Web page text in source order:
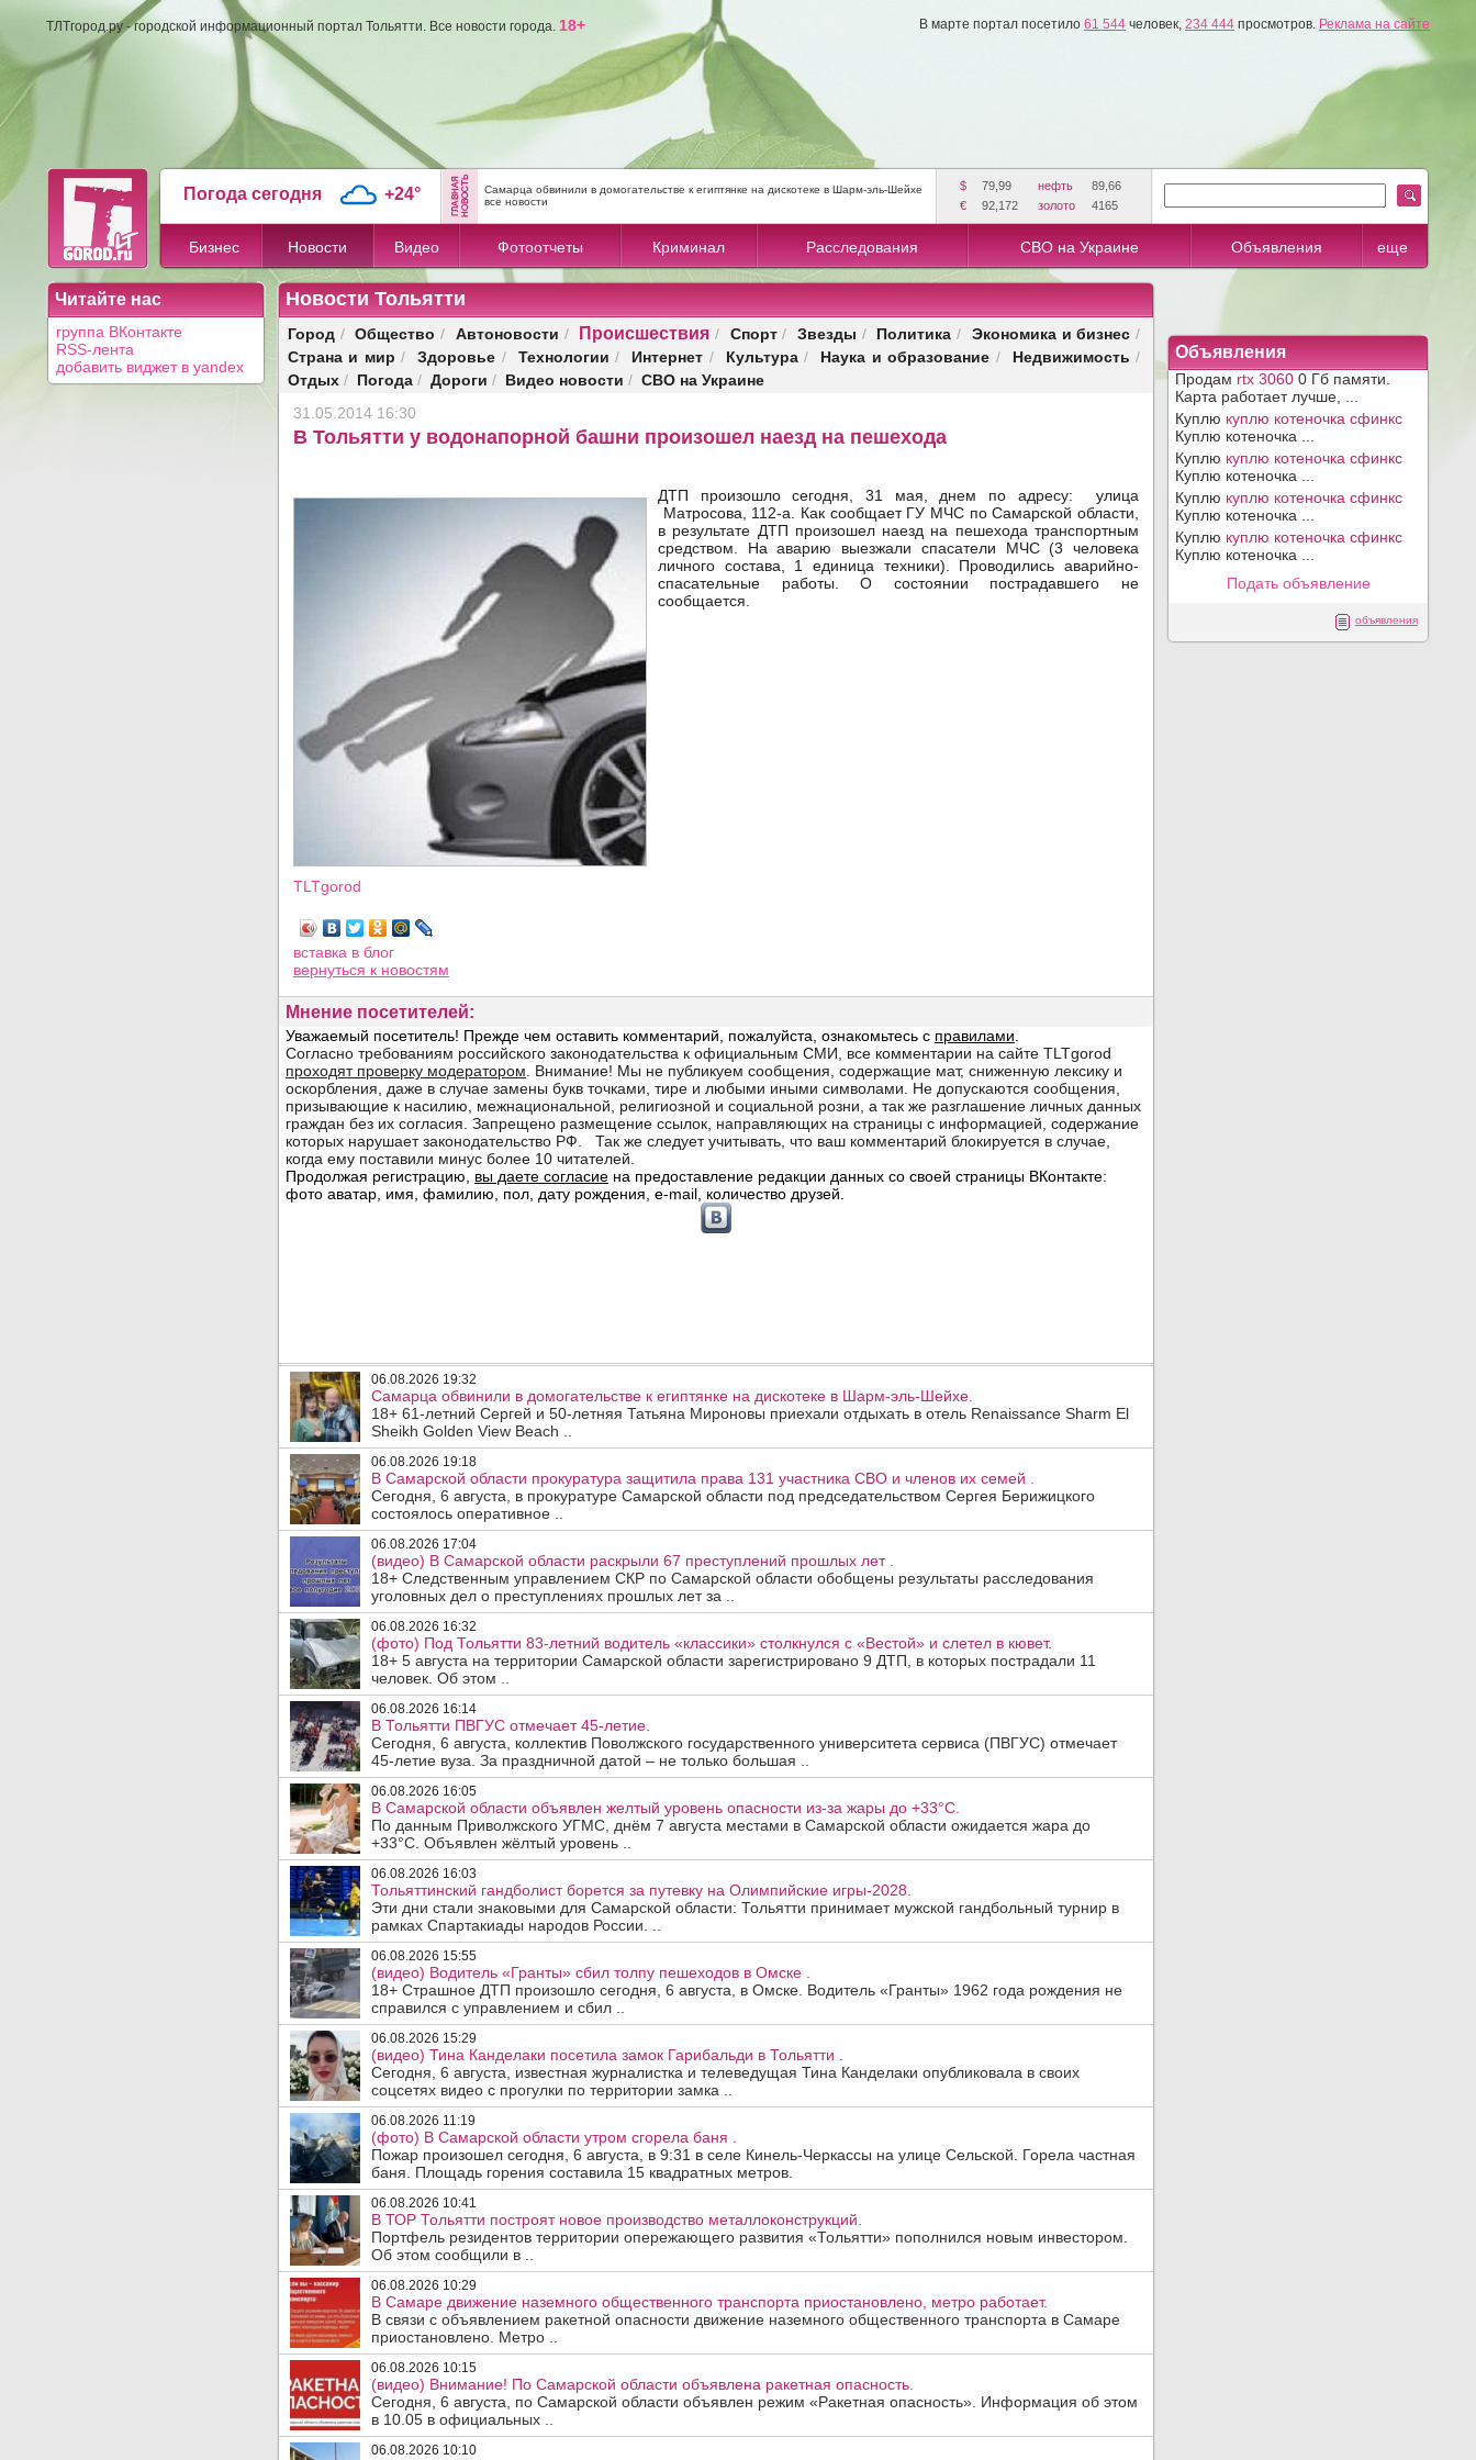
ТЛТгород.ру - городской информационный портал Тольятти. Все новости города. 18+ В марте портал посетило 61 544 человек, 234 444 просмотров. Реклама на сайте
Погода сегодня +24°
Самарца обвинили в домогательстве к египтянке на дискотеке в Шарм-эль-Шейхе
все новости
$ 79,99 нефть
89,66
€
92,172 золото 4165
Бизнес Новости Видео Фотоотчеты Криминал Расследования СВО на Украине Объявления еще
Читайте нас
группа ВКонтакте
RSS-лента
добавить виджет в yandex
Новости Тольятти
Город / Общество / Автоновости / Происшествия / Спорт/ Звезды / Политика / Экономика и бизнес /
Страна и мир / Здоровье / Технологии / Интернет / Культура/ Наука и образование / Недвижимость /
Отдых / Погода / Дороги / Видео новости / СВО на Украине
31.05.2014 16:30
В Тольятти у водонапорной башни произошел наезд на пешехода
ДТП произошло сегодня, 31 мая, днем по адресу: улица
Матросова, 112-а. Как сообщает ГУ МЧС по Самарской области,
в результате ДТП произошел наезд на пешехода транспортным
средством. На аварию выезжали спасатели МЧС (3 человека
личного состава, 1 единица техники). Проводились аварийно-
спасательные работы. О состоянии пострадавшего не
сообщается.
TLTgorod
вставка в блог
вернуться к новостям
Мнение посетителей:
06.08.2026 19:32
Самарца обвинили в домогательстве к египтянке на дискотеке в Шарм-эль-Шейхе.
18+ 61-летний Сергей и 50-летняя Татьяна Мироновы приехали отдыхать в отель Renaissance Sharm El
Sheikh Golden View Beach ..
06.08.2026 19:18
В Самарской области прокуратура защитила права 131 участника СВО и членов их семей .
Сегодня, 6 августа, в прокуратуре Самарской области под председательством Сергея Берижицкого
состоялось оперативное ..
06.08.2026 17:04
(видео) В Самарской области раскрыли 67 преступлений прошлых лет .
18+ Следственным управлением СКР по Самарской области обобщены результаты расследования
уголовных дел о преступлениях прошлых лет за ..
06.08.2026 16:32
(фото) Под Тольятти 83-летний водитель «классики» столкнулся с «Вестой» и слетел в кювет.
18+ 5 августа на территории Самарской области зарегистрировано 9 ДТП, в которых пострадали 11
человек. Об этом ..
06.08.2026 16:14
В Тольятти ПВГУС отмечает 45-летие.
Сегодня, 6 августа, коллектив Поволжского государственного университета сервиса (ПВГУС) отмечает
45-летие вуза. За праздничной датой – не только большая ..
06.08.2026 16:05
В Самарской области объявлен желтый уровень опасности из-за жары до +33°C.
По данным Приволжского УГМС, днём 7 августа местами в Самарской области ожидается жара до
+33°C. Объявлен жёлтый уровень ..
06.08.2026 16:03
Тольяттинский гандболист борется за путевку на Олимпийские игры-2028.
Эти дни стали знаковыми для Самарской области: Тольятти принимает мужской гандбольный турнир в
рамках Спартакиады народов России. ..
06.08.2026 15:55
(видео) Водитель «Гранты» сбил толпу пешеходов в Омске .
18+ Страшное ДТП произошло сегодня, 6 августа, в Омске. Водитель «Гранты» 1962 года рождения не
справился с управлением и сбил ..
06.08.2026 15:29
(видео) Тина Канделаки посетила замок Гарибальди в Тольятти .
Сегодня, 6 августа, известная журналистка и телеведущая Тина Канделаки опубликовала в своих
соцсетях видео с прогулки по территории замка ..
06.08.2026 11:19
(фото) В Самарской области утром сгорела баня .
Пожар произошел сегодня, 6 августа, в 9:31 в селе Кинель-Черкассы на улице Сельской. Горела частная
баня. Площадь горения составила 15 квадратных метров.
06.08.2026 10:41
В ТОР Тольятти построят новое производство металлоконструкций.
Портфель резидентов территории опережающего развития «Тольятти» пополнился новым инвестором.
Об этом сообщили в ..
06.08.2026 10:29
В Самаре движение наземного общественного транспорта приостановлено, метро работает.
В связи с объявлением ракетной опасности движение наземного общественного транспорта в Самаре
приостановлено. Метро ..
06.08.2026 10:15
(видео) Внимание! По Самарской области объявлена ракетная опасность.
Сегодня, 6 августа, по Самарской области объявлен режим «Ракетная опасность». Информация об этом
в 10.05 в официальных ..
06.08.2026 10:10
Объявления
Продам rtx 3060 0 Гб памяти.
Карта работает лучше, ...
Куплю куплю котеночка сфинкс
Куплю котеночка ...
Куплю куплю котеночка сфинкс
Куплю котеночка ...
Куплю куплю котеночка сфинкс
Куплю котеночка ...
Куплю куплю котеночка сфинкс
Куплю котеночка ...
Подать объявление
объявления